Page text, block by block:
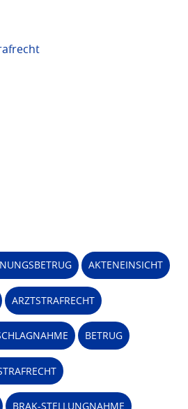
AKTENEINSICHT
ARZTSTRAFRECHT
BETRUG
BRAK-STELLUNGNAHME